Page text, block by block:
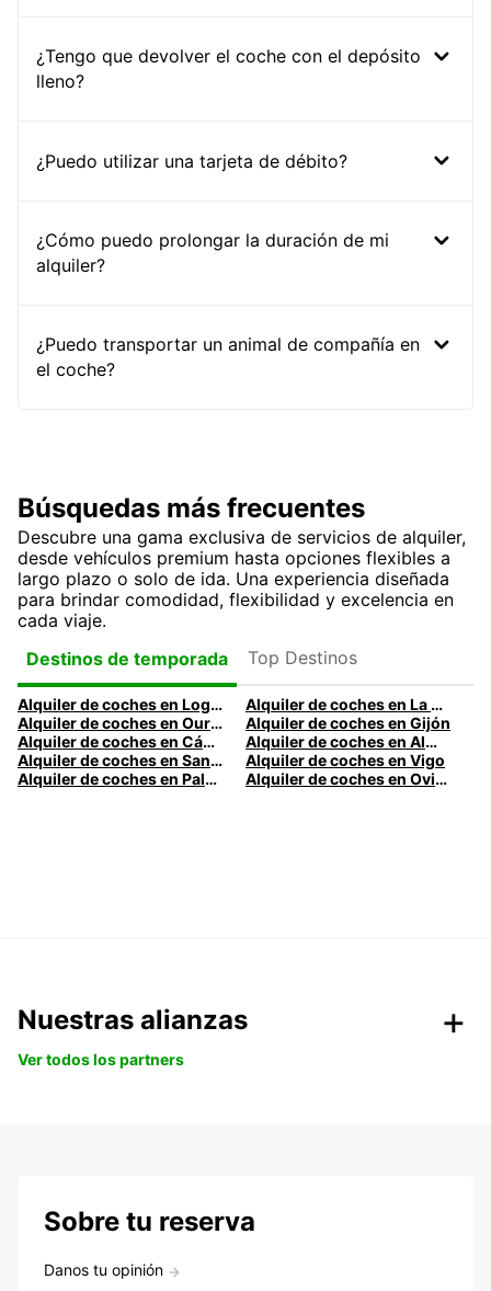
¿Tengo que devolver el coche con el depósito
lleno?
¿Puedo utilizar una tarjeta de débito?
¿Cómo puedo prolongar la duración de mi
alquiler?
¿Puedo transportar un animal de compañía en
el coche?
Búsquedas más frecuentes
Descubre una gama exclusiva de servicios de alquiler,
desde vehículos premium hasta opciones flexibles a
largo plazo o solo de ida. Una experiencia diseñada
para brindar comodidad, flexibilidad y excelencia en
cada viaje.
Destinos de temporada
Top Destinos
Alquiler de coches en Logroño
Alquiler de coches en La Coruña
Alquiler de coches en Ourense
Alquiler de coches en Gijón
Alquiler de coches en Cádiz
Alquiler de coches en Almería
Alquiler de coches en Santander
Alquiler de coches en Vigo
Alquiler de coches en Palma
Alquiler de coches en Oviedo
Nuestras alianzas
Ver todos los partners
Sobre tu reserva
Danos tu opinión